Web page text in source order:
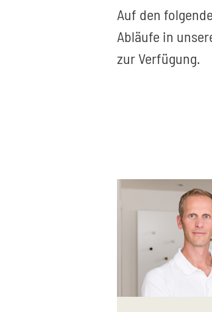
Auf den
Abläufe in
zur Verfügung.